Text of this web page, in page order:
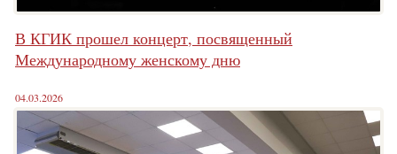
В КГИК прошел концерт, посвященный
Международному женскому дню
04.03.2026